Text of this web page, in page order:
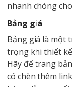
nhanh chóng
Bảng giá
Bảng giá là một
trọng khi thiết
Hãy để trang
có chèn thêm